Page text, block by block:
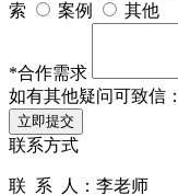
索
案例 其他
*合作需求
如有其他疑问可致信：
立即提交
联系方式
联 系 人：李老师